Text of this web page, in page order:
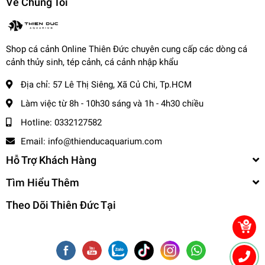
động trong ngành cá cảnh hơn 20 năm, nhận được
sự tin tưởng của hàng ngàn khách hàng.
nuôi dưỡng trong môi trường đạt chuẩn, đảm bảo
sức khỏe và màu sắc đẹp.
đánh giá tích cực về chất lượng cá, dịch vụ chăm sóc
tận tình, và giá cả hợp lý.
4. Cách để mua sản phẩm cá
cảnh tại trại Thiên Đức
thức sau:
Mua trực tiếp tại trại
Mua online
: Đặt hàng qua:
Website chính thức.cacanhthienduc.com
Shop cá cảnh Online Thiên Đức chuyên cung cấp các dòng cá
cảnh thủy sinh, tép cảnh, cá cảnh nhập khẩu
Địa chỉ: 57 Lê Thị Siêng, Xã Củ Chi, Tp.HCM
Làm việc từ 8h - 10h30 sáng và 1h - 4h30 chiều
Hotline: 0332127582
Email: info@thienducaquarium.com
Hỗ Trợ Khách Hàng
Tìm Hiểu Thêm
Theo Dõi Thiên Đức Tại